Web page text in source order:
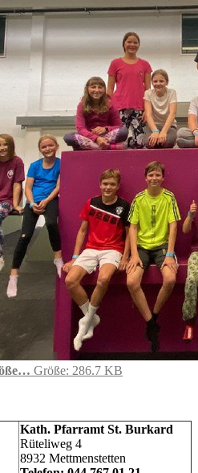
Größe: 286.7 KB
Kath. Pfarramt St. Burkard
Rüteliweg 4
8932 Mettmenstetten